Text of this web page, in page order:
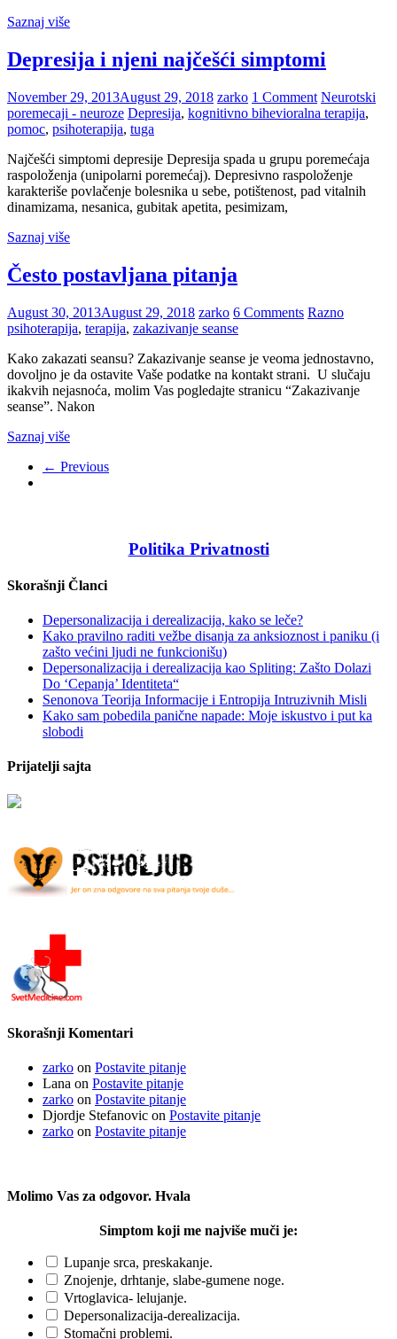
Saznaj više
Depresija i njeni najčešći simptomi
November 29, 2013August 29, 2018 zarko 1 Comment Neurotski
poremecaji - neuroze Depresija, kognitivno bihevioralna terapija,
pomoc, psihoterapija, tuga
Najčešći simptomi depresije Depresija spada u grupu poremećaja
raspoloženja (unipolarni poremećaj). Depresivno raspoloženje
karakteriše povlačenje bolesnika u sebe, potištenost, pad vitalnih
dinamizama, nesanica, gubitak apetita, pesimizam,
Saznaj više
Često postavljana pitanja
August 30, 2013August 29, 2018 zarko 6 Comments Razno
psihoterapija, terapija, zakazivanje seanse
Kako zakazati seansu? Zakazivanje seanse je veoma jednostavno,
dovoljno je da ostavite Vaše podatke na kontakt strani. U slučaju
ikakvih nejasnoća, molim Vas pogledajte stranicu “Zakazivanje
seanse”. Nakon
Saznaj više
← Previous
Politika Privatnosti
Skorašnji Članci
Depersonalizacija i derealizacija, kako se leče?
Kako pravilno raditi vežbe disanja za anksioznost i paniku (i
zašto većini ljudi ne funkcionišu)
Depersonalizacija i derealizacija kao Spliting: Zašto Dolazi
Do ‘Cepanja’ Identiteta“
Senonova Teorija Informacije i Entropija Intruzivnih Misli
Kako sam pobedila panične napade: Moje iskustvo i put ka
slobodi
Prijatelji sajta
Skorašnji Komentari
zarko on Postavite pitanje
Lana on Postavite pitanje
zarko on Postavite pitanje
Djordje Stefanovic on Postavite pitanje
zarko on Postavite pitanje
Molimo Vas za odgovor. Hvala
Simptom koji me najviše muči je:
Lupanje srca, preskakanje.
Znojenje, drhtanje, slabe-gumene noge.
Vrtoglavica- lelujanje.
Depersonalizacija-derealizacija.
Stomačni problemi.